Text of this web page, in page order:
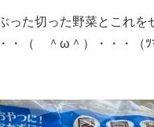
った切った野菜とこれを
・（ ＾ω＾）・・・（ﾂ